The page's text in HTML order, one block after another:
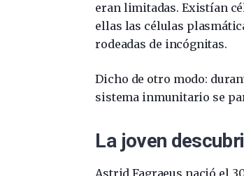
eran limitadas. Existían
ellas las células
rodeadas de incógnitas.
Dicho de otro modo:
sistema inmunitario se
La joven